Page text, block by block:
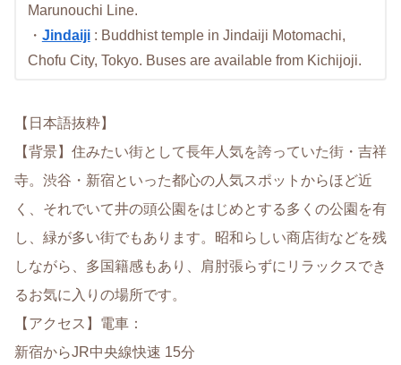
Marunouchi Line.
・ Jindaiji: Buddhist temple in Jindaiji Motomachi,
Chofu City, Tokyo. Buses are available from Kichijoji.
【日本語抜粋】
【背景】住みたい街として長年人気を誇っていた街・吉祥
寺。渋谷・新宿といった都心の人気スポットからほど近
く、それでいて井の頭公園をはじめとする多くの公園を有
し、緑が多い街でもあります。昭和らしい商店街などを残
しながら、多国籍感もあり、肩肘張らずにリラックスでき
るお気に入りの場所です。
【アクセス】電車：
新宿からJR中央線快速 15分